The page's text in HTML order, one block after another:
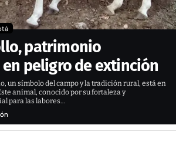
patrimonio
peligro de extinción
un símbolo del campo y la tradición rural, está en
animal, conocido por su fortaleza y
para las labores…